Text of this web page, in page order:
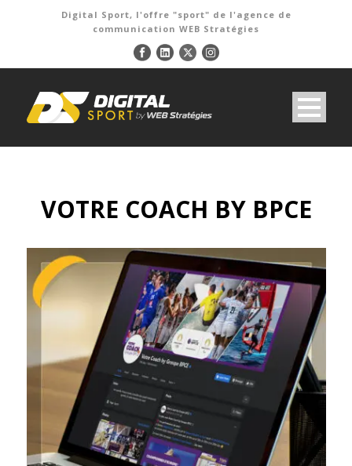
Digital Sport, l'offre "sport" de l'agence de
communication WEB Stratégies
VOTRE COACH BY BPCE